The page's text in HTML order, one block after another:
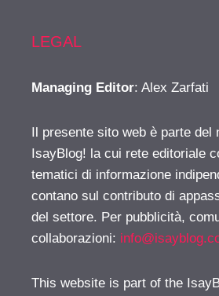
LEGAL
Managing Editor: Alex Zarfati
Il presente sito web è parte del
IsayBlog! la cui rete editoriale
tematici di informazione
contano sul contributo di
del settore. Per pubblicità,
collaborazioni:
This website is part of the